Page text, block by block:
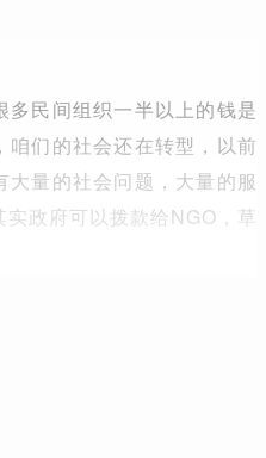
民间组织一半以上的钱是
们的社会还在转型，以前
量的社会问题，大量的服
政府可以拨款给NGO，草